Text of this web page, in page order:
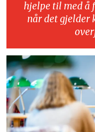
hjelpe til med å
når det gjelder